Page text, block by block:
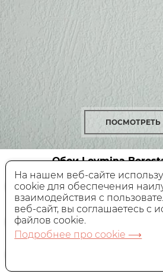
ПОСМОТРЕТЬ
Обои Loymina
Под покраску, Россия,
Цена:
4 400 руб.
В КОРЗИНУ
На нашем веб-сайте
cookie для обеспечения
взаимодействия с
веб-сайт, вы соглашаетесь с
файлов cookie.
Подробнее про cookie ⟶